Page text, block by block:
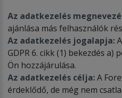
Az adatkezelés
ajánlása más felhasználók
Az adatkezelés jogalapja:
GDPR 6. cikk (1) bekezdés a)
Ön hozzájárulása.
Az adatkezelés célja:A
érdeklődő, de még nem